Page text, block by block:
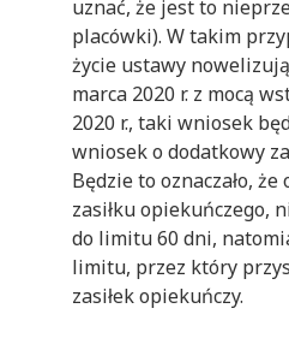
uznać, że jest to
placówki). W takim
życie ustawy
marca 2020 r. z mocą
2020 r., taki wniosek
wniosek o dodatkowy
Będzie to oznaczało,
zasiłku opiekuńczego,
do limitu 60 dni,
limitu, przez który
zasiłek opiekuńczy.